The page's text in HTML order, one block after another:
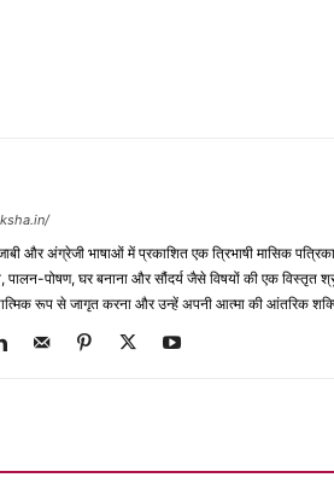
और अंग्रेजी भाषाओं में प्रकाशित एक त्रिभाषी मासिक
पालन-पोषण, घर बनाना और सौंदर्य जैसे विषयों की एक विस्तृत
रूप से जागृत करना और उन्हें अपनी आत्मा की आंतरिक